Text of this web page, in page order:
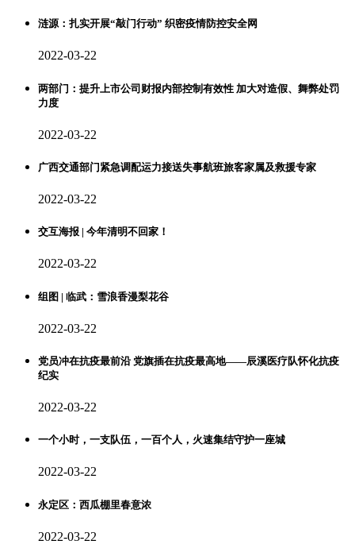
涟源：扎实开展“敲门行动” 织密疫情防控安全网
2022-03-22
两部门：提升上市公司财报内部控制有效性 加大对造假、舞弊处罚
力度
2022-03-22
广西交通部门紧急调配运力接送失事航班旅客家属及救援专家
2022-03-22
交互海报 | 今年清明不回家！
2022-03-22
组图 | 临武：雪浪香漫梨花谷
2022-03-22
党员冲在抗疫最前沿 党旗插在抗疫最高地——辰溪医疗队怀化抗疫
纪实
2022-03-22
一个小时，一支队伍，一百个人，火速集结守护一座城
2022-03-22
永定区：西瓜棚里春意浓
2022-03-22